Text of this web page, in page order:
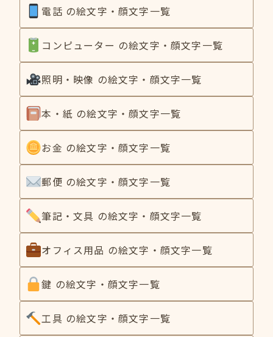
電話 の絵文字・顔文字一覧
コンピューター の絵文字・顔文字一覧
照明・映像 の絵文字・顔文字一覧
本・紙 の絵文字・顔文字一覧
お金 の絵文字・顔文字一覧
郵便 の絵文字・顔文字一覧
筆記・文具 の絵文字・顔文字一覧
オフィス用品 の絵文字・顔文字一覧
鍵 の絵文字・顔文字一覧
工具 の絵文字・顔文字一覧